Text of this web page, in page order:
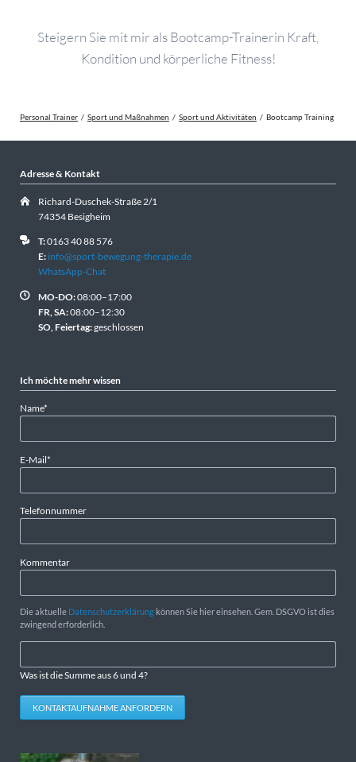
Steigern Sie mit mir als Bootcamp-Trainerin Kraft,
Kondition und körperliche Fitness!
Personal Trainer Sport und Maßnahmen Sport und Aktivitäten Bootcamp Training
Adresse & Kontakt
Richard-Duschek-Straße 2/1
74354 Besigheim
T:0163 40 88 576
E: info@sport-bewegung-therapie.de
WhatsApp-Chat
MO-DO:08:00–17:00
FR, SA:08:00–12:30
SO, Feiertag:geschlossen
Ich möchte mehr wissen
Pflichtfeld
Name*
Pflichtfeld
E-Mail*
Telefonnummer
Kommentar
Die aktuelle Datenschutzerklärungkönnen Sie hier einsehen. Gem. DSGVO ist dies
zwingend erforderlich.
Was ist die Summe aus 6 und 4?
KONTAKTAUFNAHME ANFORDERN